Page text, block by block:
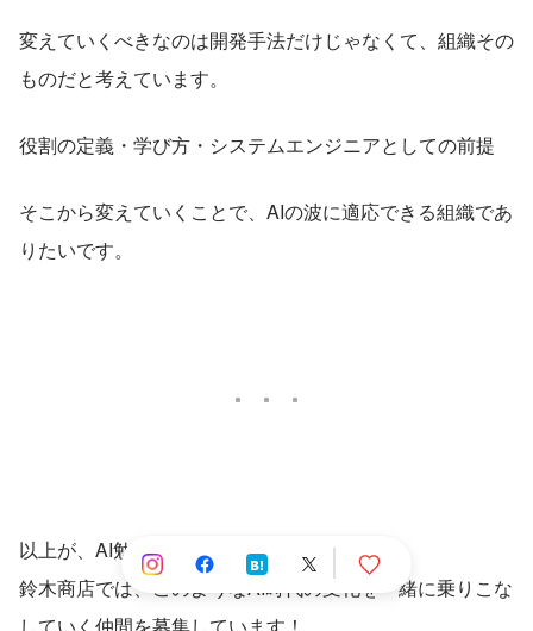
変えていくべきなのは開発手法だけじゃなくて、組織その
ものだと考えています。
役割の定義・学び方・システムエンジニアとしての前提
そこから変えていくことで、AIの波に適応できる組織であ
りたいです。
以上が、AI勉強会での発表内容になります。
鈴木商店では、このようなAI時代の変化を一緒に乗りこな
していく仲間を募集しています！